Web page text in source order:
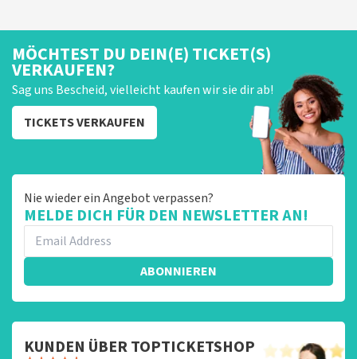
MÖCHTEST DU DEIN(E) TICKET(S)
VERKAUFEN?
Sag uns Bescheid, vielleicht kaufen wir sie dir ab!
TICKETS VERKAUFEN
Nie wieder ein Angebot verpassen?
MELDE DICH FÜR DEN NEWSLETTER AN!
ABONNIEREN
KUNDEN ÜBER TOPTICKETSHOP